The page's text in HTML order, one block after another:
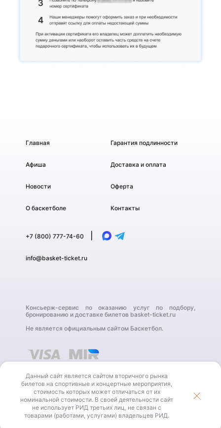
Главная
Афиша
Новости
О баскетболе
Гарантия подлинности
Доставка и оплата
Оферта
Контакты
+7 (800) 777-74-60
info@basket-ticket.ru
Консьерж-сервис по оказанию услуг по подбору,
бронированию и доставке билетов basket-ticket.ru
Не является официальным сайтом Баскетбол.
В своей деятельности сайт не использует РИД третьих
лиц, не связан с товарами (работами, услугами)
владельцев РИД.
Данный сайт является сайтом вторичного рынка
билетов на спортивные и концертные мероприятия,
стоимость которых может отличаться от их
номинальной стоимости. В своей деятельности сайт
не использует РИД третьих лиц, не связан с
товарами (работами, услугами) владельцев РИД.